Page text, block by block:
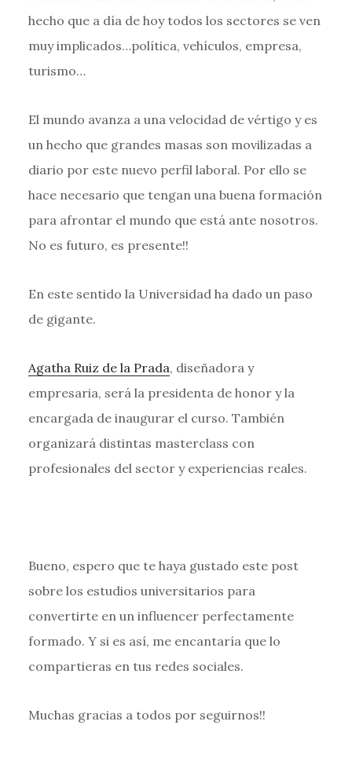
hecho que a día de hoy todos los sectores se ven
muy implicados…política, vehículos, empresa,
turismo…
El mundo avanza a una velocidad de vértigo y es
un hecho que grandes masas son movilizadas a
diario por este nuevo perfil laboral. Por ello se
hace necesario que tengan una buena formación
para afrontar el mundo que está ante nosotros.
No es futuro, es presente!!
En este sentido la Universidad ha dado un paso
de gigante.
Agatha Ruiz de la Prada, diseñadora y
empresaria, será la presidenta de honor y la
encargada de inaugurar el curso. También
organizará distintas masterclass con
profesionales del sector y experiencias reales.
Bueno, espero que te haya gustado este post
sobre los estudios universitarios para
convertirte en un influencer perfectamente
formado. Y si es así, me encantaría que lo
compartieras en tus redes sociales.
Muchas gracias a todos por seguirnos!!